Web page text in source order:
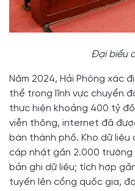
Đại biểu
Năm 2024, Hải Phòng xác
thể trong lĩnh vực chuyển
thực hiện khoảng 400 tỷ
viễn thông, internet đã
bàn thành phố. Kho dữ liệu
cập nhật gần 2.000
bản ghi dữ liệu; tích hợp
tuyến lên cổng quốc gia,